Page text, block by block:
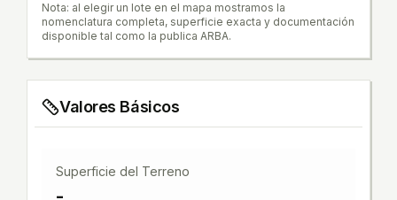
Nota: al elegir un lote en el mapa mostramos la
nomenclatura completa, superficie exacta y documentación
disponible tal como la publica ARBA.
Valores Básicos
Superficie del Terreno